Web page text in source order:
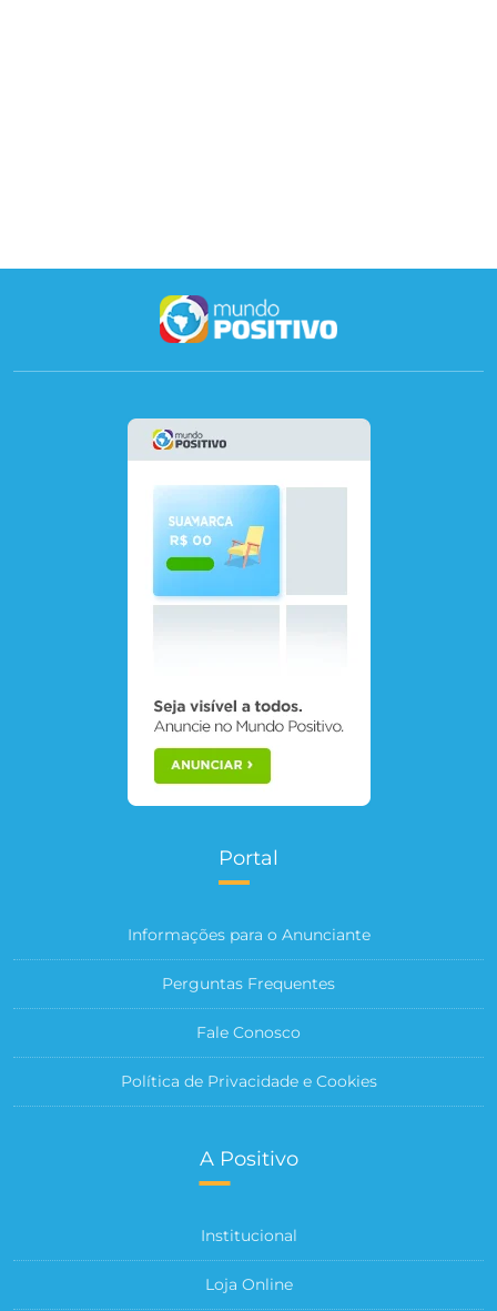
Portal
Informações para o Anunciante
Perguntas Frequentes
Fale Conosco
Política de Privacidade e Cookies
A Positivo
Institucional
Loja Online